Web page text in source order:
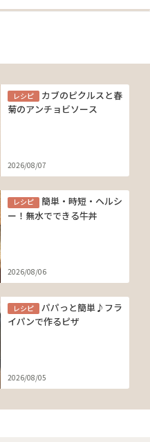
レシピ
カブのピクルスと春
菊のアンチョビソース
2026/08/07
レシピ
簡単・時短・ヘルシ
ー！無水でできる牛丼
2026/08/06
レシピ
パパっと簡単♪フラ
イパンで作るピザ
2026/08/05